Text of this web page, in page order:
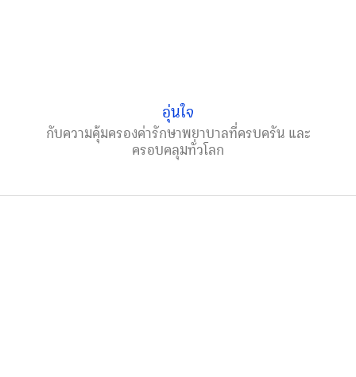
อุ่นใจ
กับความคุ้มครองค่ารักษาพยาบาลที่ครบครัน และ
ครอบคลุมทั่วโลก